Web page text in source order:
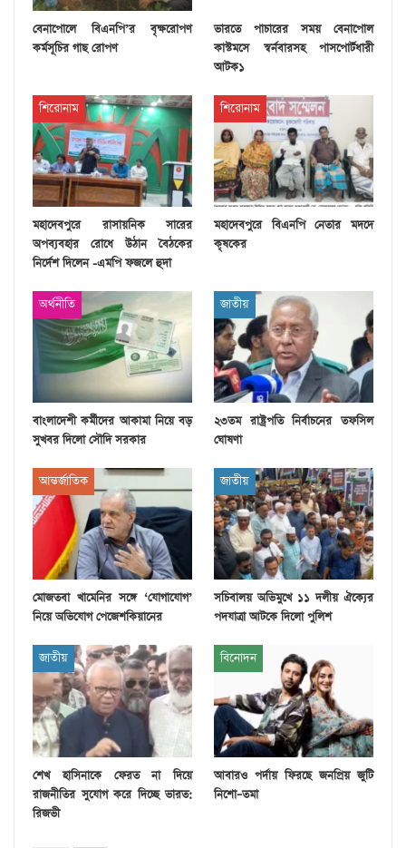
বেনাপোলে বিএনপি’র বৃক্ষরোপণ
কর্মসূচির গাছ রোপণ
ভারতে পাচারের সময় বেনাপোল
কাস্টমসে স্বর্নবারসহ পাসপোর্টধারী
আটক১
শিরোনাম
মহাদেবপুরে রাসায়নিক সারের
অপব্যবহার রোধে উঠান বৈঠকের
নির্দেশ দিলেন -এমপি ফজলে হুদা
শিরোনাম
মহাদেবপুরে বিএনপি নেতার মদদে
কৃষকের
অর্থনীতি
বাংলাদেশী কর্মীদের আকামা নিয়ে বড়
সুখবর দিলো সৌদি সরকার
জাতীয়
২৩তম রাষ্ট্রপতি নির্বাচনের তফসিল
ঘোষণা
আন্তর্জাতিক
মোজতবা খামেনির সঙ্গে ‘যোগাযোগ’
নিয়ে অভিযোগ পেজেশকিয়ানের
জাতীয়
সচিবালয় অভিমুখে ১১ দলীয় ঐক্যের
পদযাত্রা আটকে দিলো পুলিশ
জাতীয়
শেখ হাসিনাকে ফেরত না দিয়ে
রাজনীতির সুযোগ করে দিচ্ছে ভারত:
রিজভী
বিনোদন
আবারও পর্দায় ফিরছে জনপ্রিয় জুটি
নিশো–তমা